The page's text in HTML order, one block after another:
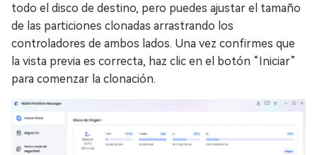
todo el disco de destino, pero puedes ajustar el tamaño
de las particiones clonadas arrastrando los
controladores de ambos lados. Una vez confirmes que
la vista previa es correcta, haz clic en el botón “Iniciar”
para comenzar la clonación.